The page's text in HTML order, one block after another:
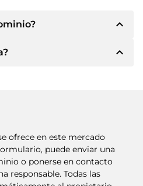
expand_less
el propietario le
de pago.
de dominio y el
la transferencia.
expand_less
un contrato de
ofrece en este mercado
puede enviar una
o ponerse en contacto
responsable. Todas las